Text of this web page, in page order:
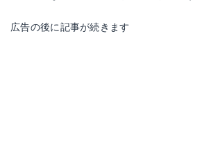
広告の後に記事が続きます